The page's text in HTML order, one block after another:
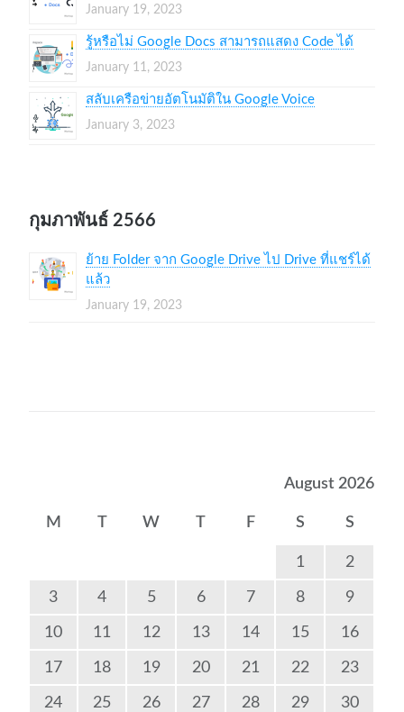
January 19, 2023
รู้หรือไม่ Google Docs สามารถแสดง Code ได้
January 11, 2023
สลับเครือข่ายอัตโนมัติใน Google Voice
January 3, 2023
กุมภาพันธ์ 2566
ย้าย Folder จาก Google Drive ไป Drive ที่แชร์ได้
แล้ว
January 19, 2023
August 2026
M T W T F S S
1 2
3 4 5 6 7 8 9
10 11 12 13 14 15 16
17 18 19 20 21 22 23
24 25 26 27 28 29 30